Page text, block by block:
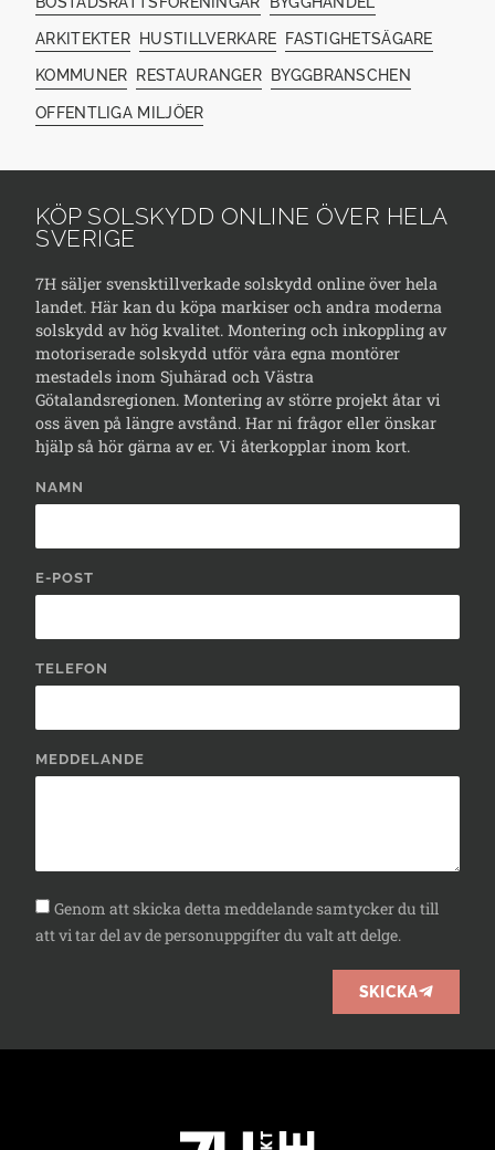
ARKITEKTER HUSTILLVERKARE FASTIGHETSÄGARE
KOMMUNER RESTAURANGER BYGGBRANSCHEN
OFFENTLIGA MILJÖER
KÖP SOLSKYDD ONLINE ÖVER HELA
SVERIGE
7H säljer svensktillverkade solskydd online över hela
landet. Här kan du köpa markiser och andra moderna
solskydd av hög kvalitet. Montering och inkoppling av
motoriserade solskydd utför våra egna montörer
mestadels inom Sjuhärad och Västra
Götalandsregionen. Montering av större projekt åtar vi
oss även på längre avstånd. Har ni frågor eller önskar
hjälp så hör gärna av er. Vi återkopplar inom kort.
NAMN
E-POST
TELEFON
MEDDELANDE
Genom att skicka detta meddelande samtycker du till
att vi tar del av de personuppgifter du valt att delge.
SKICKA